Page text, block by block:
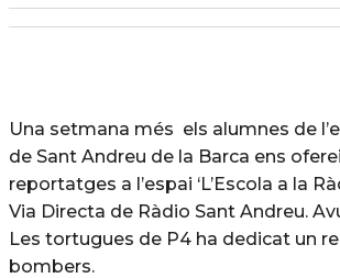
Una setmana més els alumnes de
de Sant Andreu de la Barca ens
reportatges a l’espai ‘L’Escola a la
Via Directa de Ràdio Sant Andreu.
Les tortugues de P4 ha dedicat un
bombers.